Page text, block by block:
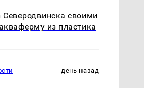
Северодвинска своими
из пластика
день назад